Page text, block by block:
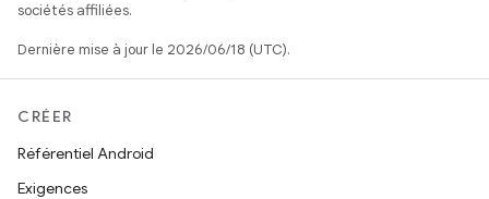
sociétés affiliées.
Dernière mise à jour le 2026/06/18 (UTC).
CRÉER
Référentiel Android
Exigences